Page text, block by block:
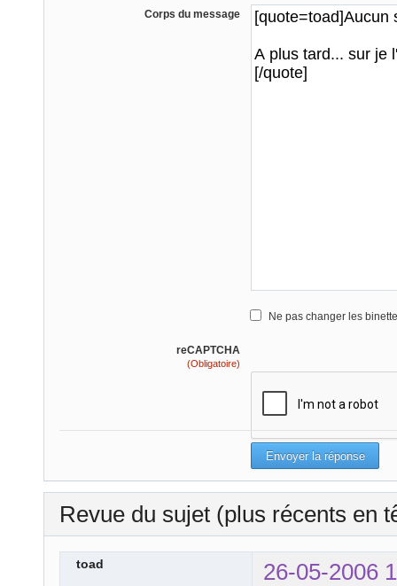
Corps du message
Ne pas changer les
reCAPTCHA
(Obligatoire)
Revue du sujet (plus récents en
toad 26-05-2006